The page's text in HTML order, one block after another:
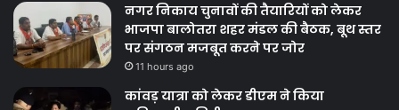
नगर निकाय चुनावों की तैयारियों को लेकर
भाजपा बालोतरा शहर मंडल की बैठक, बूथ स्तर
पर संगठन मजबूत करने पर जोर
11 hours ago
कांवड़ यात्रा को लेकर डीएम ने किया